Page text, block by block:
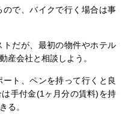
ので、バイクで行く場合は事
トだが、最初の物件やホテル
産会社と相談しよう。
ート、ペンを持って行くと良
手付金(1ヶ月分の賃料)を持
る。